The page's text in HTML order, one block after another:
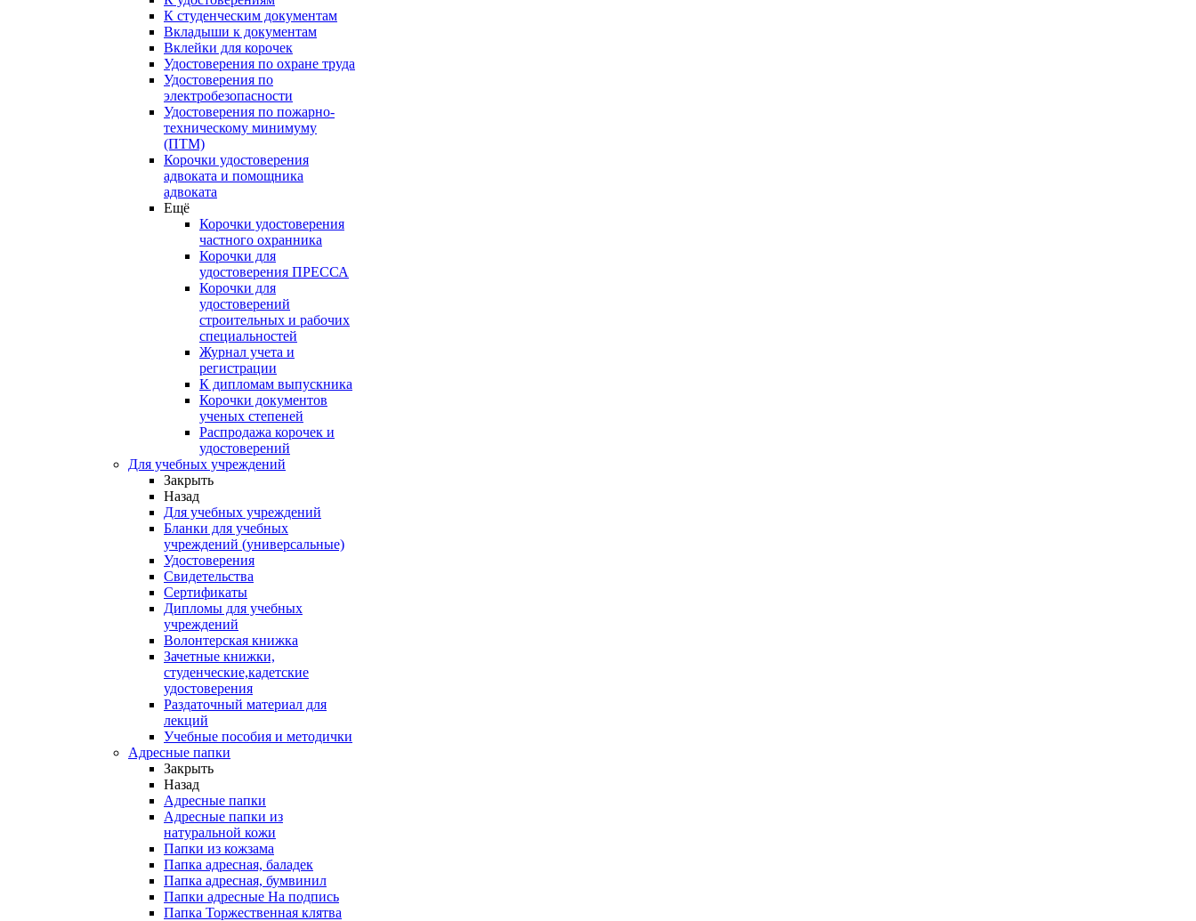
К студенческим документам
Вкладыши к документам
Вклейки для корочек
Удостоверения по охране труда
Удостоверения по
электробезопасности
Удостоверения по пожарно-
техническому минимуму
(ПТМ)
Корочки удостоверения
адвоката и помощника
адвоката
Ещё
Корочки удостоверения
частного охранника
Корочки для
удостоверения ПРЕССА
Корочки для
удостоверений
строительных и рабочих
специальностей
Журнал учета и
регистрации
К дипломам выпускника
Корочки документов
ученых степеней
Распродажа корочек и
удостоверений
Для учебных учреждений
Закрыть
Назад
Для учебных учреждений
Бланки для учебных
учреждений (универсальные)
Удостоверения
Свидетельства
Сертификаты
Дипломы для учебных
учреждений
Волонтерская книжка
Зачетные книжки,
студенческие,кадетские
удостоверения
Раздаточный материал для
лекций
Учебные пособия и методички
Адресные папки
Закрыть
Назад
Адресные папки
Адресные папки из
натуральной кожи
Папки из кожзама
Папка адресная, баладек
Папка адресная, бумвинил
Папки адресные На подпись
Папка Торжественная клятва